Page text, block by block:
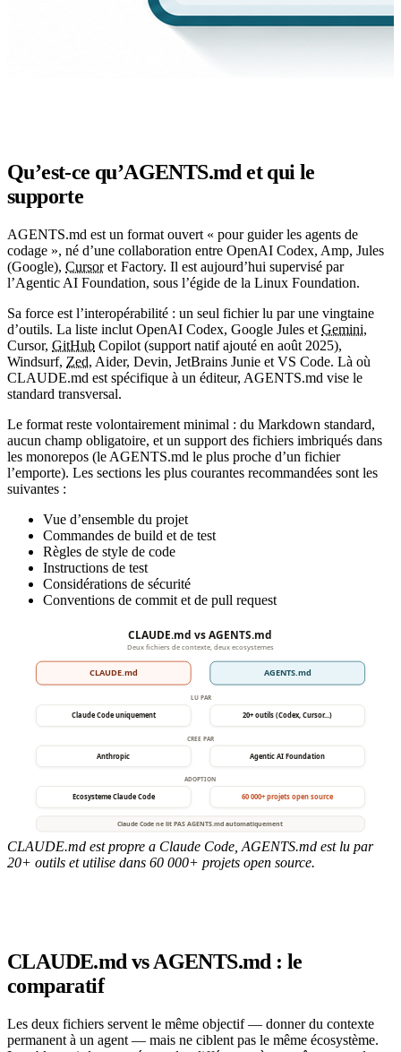
Qu’est-ce qu’AGENTS.md et qui le
supporte
AGENTS.md est un format ouvert « pour guider les agents de
codage », né d’une collaboration entre OpenAI Codex, Amp, Jules
(Google), Cursoret Factory. Il est aujourd’hui supervisé par
l’Agentic AI Foundation, sous l’égide de la Linux Foundation.
Sa force est l’interopérabilité : un seul fichier lu par une vingtaine
d’outils. La liste inclut OpenAI Codex, Google Jules et Gemini,
Cursor, GitHub Copilot (support natif ajouté en août 2025),
Windsurf, Zed, Aider, Devin, JetBrains Junie et VS Code. Là où
CLAUDE.md est spécifique à un éditeur, AGENTS.md vise le
standard transversal.
Le format reste volontairement minimal : du Markdown standard,
aucun champ obligatoire, et un support des fichiers imbriqués dans
les monorepos (le AGENTS.md le plus proche d’un fichier
l’emporte). Les sections les plus courantes recommandées sont les
suivantes :
Vue d’ensemble du projet
Commandes de build et de test
Règles de style de code
Instructions de test
Considérations de sécurité
Conventions de commit et de pull request
CLAUDE.md est propre a Claude Code, AGENTS.md est lu par
20+ outils et utilise dans 60 000+ projets open source.
CLAUDE.md vs AGENTS.md : le
comparatif
Les deux fichiers servent le même objectif — donner du contexte
permanent à un agent — mais ne ciblent pas le même écosystème.